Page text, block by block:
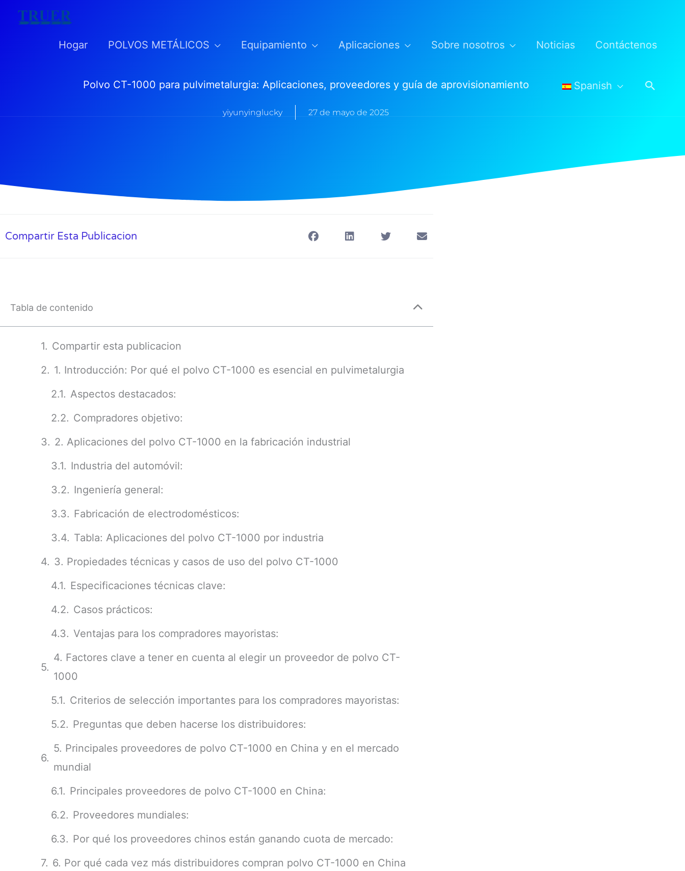
saltar
Hogar POLVOS METÁLICOS Equipamiento Aplicaciones Sobre nosotros Noticias Contáctenos
Spanish
Polvo CT-1000 para pulvimetalurgia: Aplicaciones, proveedores y guía de aprovisionamiento
yiyunyinglucky 27 de mayo de 2025
Compartir Esta Publicacion
Tabla de contenido
Compartir esta publicacion
1. Introducción: Por qué el polvo CT-1000 es esencial en pulvimetalurgia
Aspectos destacados:
Compradores objetivo:
2. Aplicaciones del polvo CT-1000 en la fabricación industrial
Industria del automóvil:
Ingeniería general:
Fabricación de electrodomésticos:
Tabla: Aplicaciones del polvo CT-1000 por industria
3. Propiedades técnicas y casos de uso del polvo CT-1000
Especificaciones técnicas clave:
Casos prácticos:
Ventajas para los compradores mayoristas:
4. Factores clave a tener en cuenta al elegir un proveedor de polvo CT-
1000
Criterios de selección importantes para los compradores mayoristas:
Preguntas que deben hacerse los distribuidores:
5. Principales proveedores de polvo CT-1000 en China y en el mercado
mundial
Principales proveedores de polvo CT-1000 en China:
Proveedores mundiales:
Por qué los proveedores chinos están ganando cuota de mercado:
6. Por qué cada vez más distribuidores compran polvo CT-1000 en China